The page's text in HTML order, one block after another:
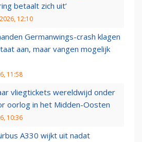
betaalt zich uit’
12:10
Germanwings-crash klagen
aan, maar vangen mogelijk
11:58
vliegtickets wereldwijd onder
oorlog in het Midden-Oosten
10:36
A330 wijkt uit nadat